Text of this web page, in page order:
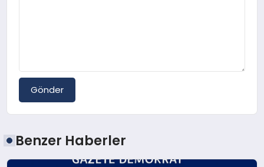
Gönder
Benzer Haberler